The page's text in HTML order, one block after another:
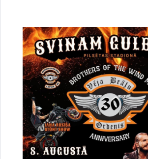
Lejupielādēt:
Ligums_ADTS_6.pdf
Lejupielādēt:
Ligums_STERS_G_1.pdf